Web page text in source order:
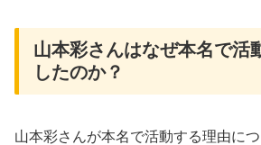
山本彩さんはなぜ本名で活
したのか？
山本彩さんが本名で活動する理由につ